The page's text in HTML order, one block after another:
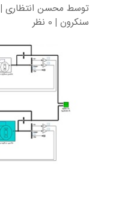
توسط محسن انتظاری|
سنکرون| 0 نظر